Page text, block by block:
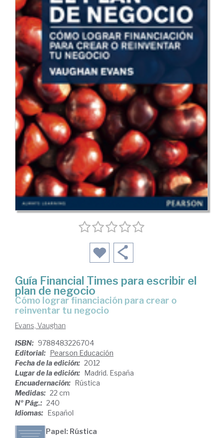
Guía Financial Times para escribir el
plan de negocio
cómo lograr financiación para crear o
reinventar tu negocio
Evans, Vaughan
ISBN: 9788483226704
Editorial: Pearson Educación
Fecha de la edición: 2012
Lugar de la edición: Madrid. España
Encuadernación: Rústica
Medidas: 22 cm
Nº Pág.: 240
Idiomas: Español
Papel: Rústica